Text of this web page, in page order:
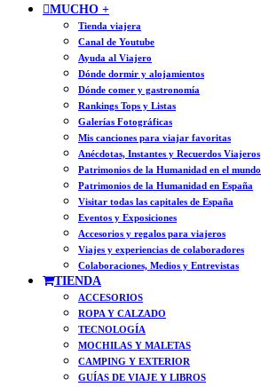
MUCHO +
Tienda viajera
Canal de Youtube
Ayuda al Viajero
Dónde dormir y alojamientos
Dónde comer y gastronomía
Rankings Tops y Listas
Galerías Fotográficas
Mis canciones para viajar favoritas
Anécdotas, Instantes y Recuerdos Viajeros
Patrimonios de la Humanidad en el mundo
Patrimonios de la Humanidad en España
Visitar todas las capitales de España
Eventos y Exposiciones
Accesorios y regalos para viajeros
Viajes y experiencias de colaboradores
Colaboraciones, Medios y Entrevistas
TIENDA
ACCESORIOS
ROPA Y CALZADO
TECNOLOGÍA
MOCHILAS Y MALETAS
CAMPING Y EXTERIOR
GUÍAS DE VIAJE Y LIBROS